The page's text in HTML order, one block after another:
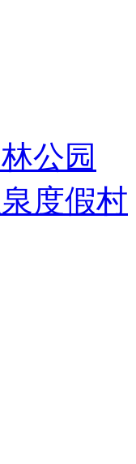
公园
度假村